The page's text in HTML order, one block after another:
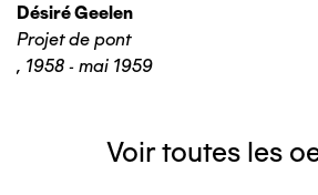
Désiré Geelen
Projet de pont
, 1958 - mai 1959
Voir toutes les